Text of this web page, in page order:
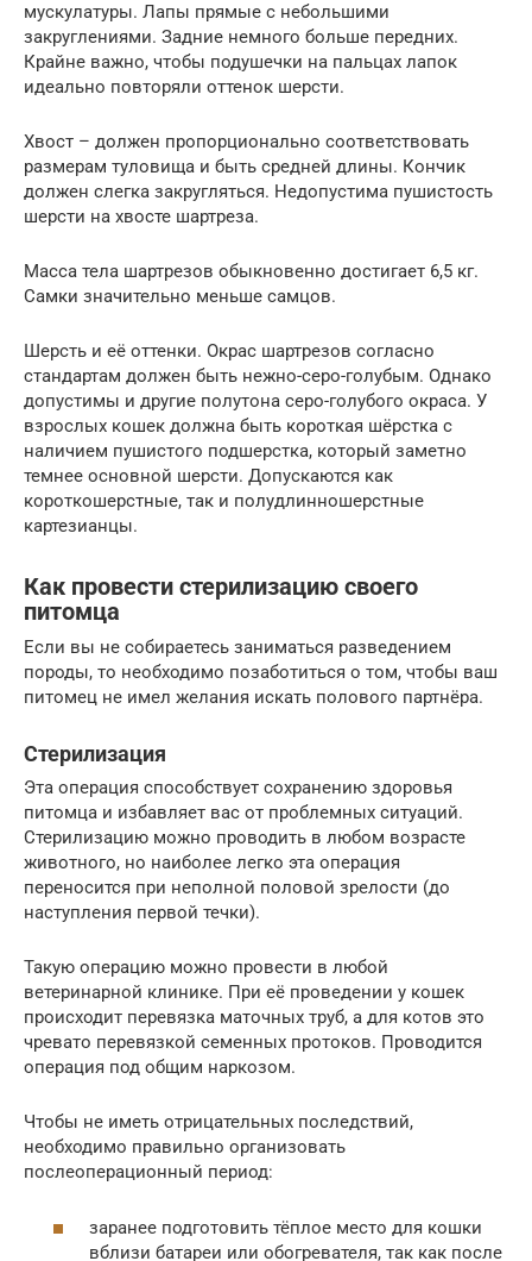
мускулатуры. Лапы прямые с небольшими
закруглениями. Задние немного больше передних.
Крайне важно, чтобы подушечки на пальцах лапок
идеально повторяли оттенок шерсти.
Хвост – должен пропорционально соответствовать
размерам туловища и быть средней длины. Кончик
должен слегка закругляться. Недопустима пушистость
шерсти на хвосте шартреза.
Масса тела шартрезов обыкновенно достигает 6,5 кг.
Самки значительно меньше самцов.
Шерсть и её оттенки. Окрас шартрезов согласно
стандартам должен быть нежно-серо-голубым. Однако
допустимы и другие полутона серо-голубого окраса. У
взрослых кошек должна быть короткая шёрстка с
наличием пушистого подшерстка, который заметно
темнее основной шерсти. Допускаются как
короткошерстные, так и полудлинношерстные
картезианцы.
Как провести стерилизацию своего
питомца
Если вы не собираетесь заниматься разведением
породы, то необходимо позаботиться о том, чтобы ваш
питомец не имел желания искать полового партнёра.
Стерилизация
Эта операция способствует сохранению здоровья
питомца и избавляет вас от проблемных ситуаций.
Стерилизацию можно проводить в любом возрасте
животного, но наиболее легко эта операция
переносится при неполной половой зрелости (до
наступления первой течки).
Такую операцию можно провести в любой
ветеринарной клинике. При её проведении у кошек
происходит перевязка маточных труб, а для котов это
чревато перевязкой семенных протоков. Проводится
операция под общим наркозом.
Чтобы не иметь отрицательных последствий,
необходимо правильно организовать
послеоперационный период:
заранее подготовить тёплое место для кошки
вблизи батареи или обогревателя, так как после